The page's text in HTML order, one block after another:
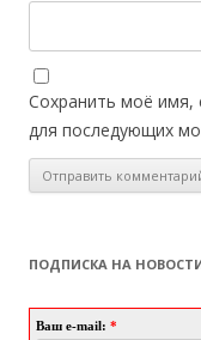
Сохранить моё имя,
для последующих
ПОДПИСКА НА
Ваш e-mail: *